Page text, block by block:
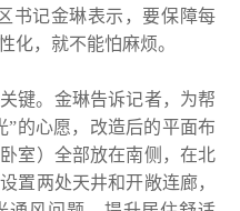
书记金琳表示，要保障每
化，就不能怕麻烦。
。金琳告诉记者，为帮
”的心愿，改造后的平面布
室）全部放在南侧，在北
置两处天井和开敞连廊，